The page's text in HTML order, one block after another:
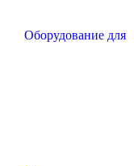
Оборудование для